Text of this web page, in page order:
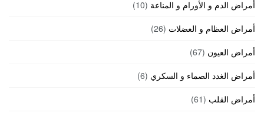
أمراض الدم و الأورام و المناعة (10)
أمراض العظام و العضلات (26)
أمراض العيون (67)
أمراض الغدد الصماء و السكري (6)
أمراض القلب (61)